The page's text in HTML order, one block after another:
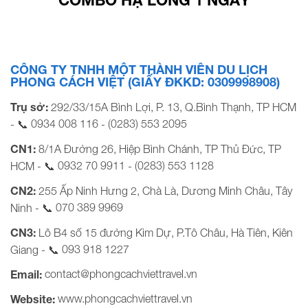
CÔNG TY TNHH MỘT THÀNH VIÊN DU LỊCH
PHONG CÁCH VIỆT (GIẤY ĐKKD: 0309998908)
Trụ sở: 292/33/15A Bình Lợi, P. 13, Q.Bình Thạnh, TP HCM
- 📞 0934 008 116 - (0283) 553 2095
CN1: 8/1A Đường 26, Hiệp Bình Chánh, TP Thủ Đức, TP
HCM - 📞 0932 70 9911 - (0283) 553 1128
CN2: 255 Ấp Ninh Hưng 2, Chà Là, Dương Minh Châu, Tây
Ninh - 📞 070 389 9969
CN3: Lô B4 số 15 đường Kim Dự, P.Tô Châu, Hà Tiên, Kiên
Giang - 📞 093 918 1227
Email: contact@phongcachviettravel.vn
Website: www.phongcachviettravel.vn